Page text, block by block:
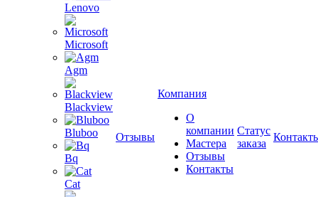
Lenovo
Microsoft
Agm
Blackview
Bluboo
Bq
Cat
Отзывы
Компания
О
компании
Мастера
Отзывы
Контакты
Статус
заказа